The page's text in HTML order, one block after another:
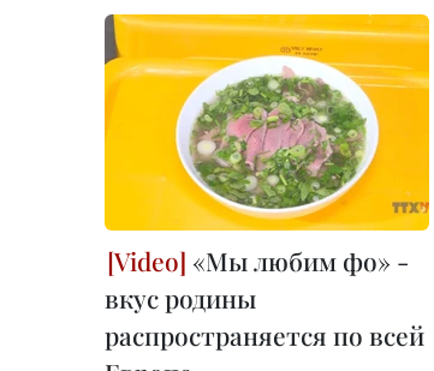
«Мы любим фо» -
вкус родины
распространяется по всей